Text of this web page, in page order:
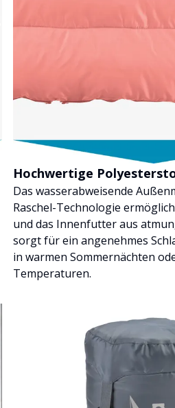
Hochwertige
Das wasserabweisende
Raschel-Technologie
und das Innenfutter aus
sorgt für ein angenehmes
in warmen Sommernächten
Temperaturen.